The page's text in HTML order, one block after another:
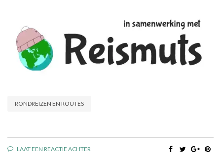
RONDREIZEN EN ROUTES
LAAT EEN REACTIE ACHTER